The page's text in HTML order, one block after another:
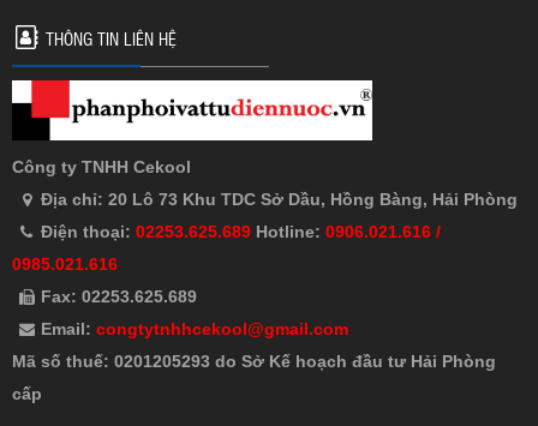
THÔNG TIN LIÊN HỆ
Công ty TNHH Cekool
Địa chỉ: 20 Lô 73 Khu TDC Sở Dầu, Hồng Bàng, Hải Phòng
Điện thoại: 02253.625.689 Hotline: 0906.021.616 /
0985.021.616
Fax: 02253.625.689
Email: congtytnhhcekool@gmail.com
Mã số thuế: 0201205293 do Sở Kế hoạch đầu tư Hải Phòng
cấp